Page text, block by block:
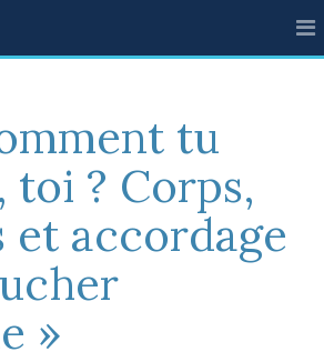
tu
toi ? Corps,
accordage
»